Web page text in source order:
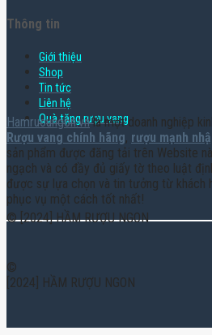
Thông tin
Giới thiệu
Shop
Tin tức
Liên hệ
Quà tặng rượu vang
Hamruoungon.vnlà một doanh nghiệp
Rượu vang chính hãng, rượu mạnh
sản phẩm được đăng tải trên Website
ngạch và có đầy đủ giấy tờ theo luật
được sự lựa chọn và tin tưởng từ khách
phục vụ một cách tốt nhất!
© [2024] HẦM RƯỢU NGON
©
[2024] HẦM RƯỢU NGON